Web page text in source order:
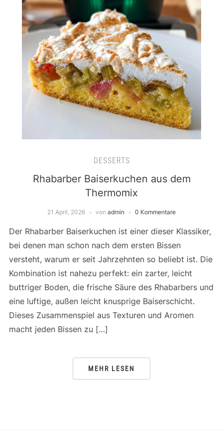
DESSERTS
Rhabarber Baiserkuchen aus dem
Thermomix
21 April, 2026 von admin 0 Kommentare
Der Rhabarber Baiserkuchen ist einer dieser Klassiker,
bei denen man schon nach dem ersten Bissen
versteht, warum er seit Jahrzehnten so beliebt ist. Die
Kombination ist nahezu perfekt: ein zarter, leicht
buttriger Boden, die frische Säure des Rhabarbers und
eine luftige, außen leicht knusprige Baiserschicht.
Dieses Zusammenspiel aus Texturen und Aromen
macht jeden Bissen zu […]
MEHR LESEN